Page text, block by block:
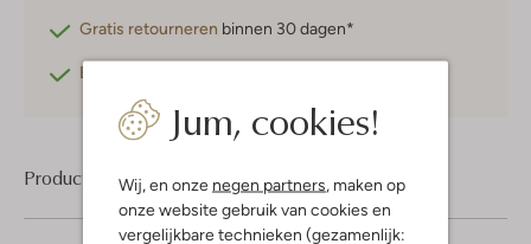
Jum, cookies!
Wij, en onze negen partners , maken op
onze website gebruik van cookies en
vergelijkbare technieken (gezamenlijk:
Gratis retourneren binnen 30 dagen*
Betaal achteraf
Product informatie